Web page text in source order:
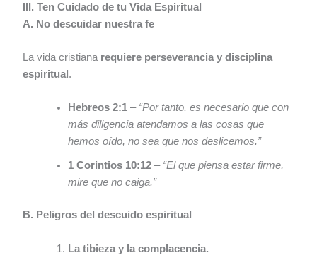
III. Ten Cuidado de tu Vida Espiritual
A. No descuidar nuestra fe
La vida cristiana requiere perseverancia y disciplina
espiritual .
Hebreos 2:1 – “Por tanto, es necesario que con
más diligencia atendamos a las cosas que
hemos oído, no sea que nos deslicemos.”
1 Corintios 10:12 – “El que piensa estar firme,
mire que no caiga.”
B. Peligros del descuido espiritual
La tibieza y la complacencia.